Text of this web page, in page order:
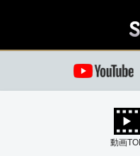
動画